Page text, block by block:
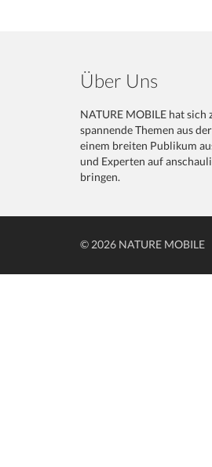
Über Uns
NATURE MOBILE hat
spannende Themen aus
einem breiten Publikum
und Experten auf
bringen.
© 2026 NATURE MOBILE